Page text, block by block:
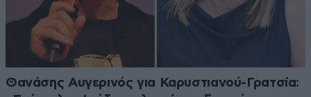
Θανάσης Αυγερινός για Καρυστιανού-Γρατσία: